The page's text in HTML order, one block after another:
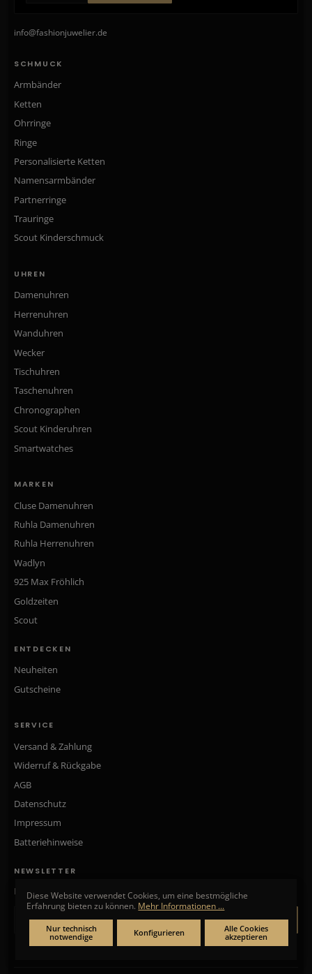
info@fashionjuwelier.de
SCHMUCK
Armbänder
Ketten
Ohrringe
Ringe
Personalisierte Ketten
Namensarmbänder
Partnerringe
Trauringe
Scout Kinderschmuck
UHREN
Damenuhren
Herrenuhren
Wanduhren
Wecker
Tischuhren
Taschenuhren
Chronographen
Scout Kinderuhren
Smartwatches
MARKEN
Cluse Damenuhren
Ruhla Damenuhren
Ruhla Herrenuhren
Wadlyn
925 Max Fröhlich
Goldzeiten
Scout
ENTDECKEN
Neuheiten
Gutscheine
SERVICE
Versand & Zahlung
Widerruf & Rückgabe
AGB
Datenschutz
Impressum
Batteriehinweise
NEWSLETTER
Neue Kollektionen, exklusive Angebote & Aktionen direkt in Ihr Postfach.
ANMELDEN
Diese Website verwendet Cookies, um eine bestmögliche
Erfahrung bieten zu können. Mehr Informationen ...
Nur technisch
notwendige
Konfigurieren
Alle Cookies
akzeptieren